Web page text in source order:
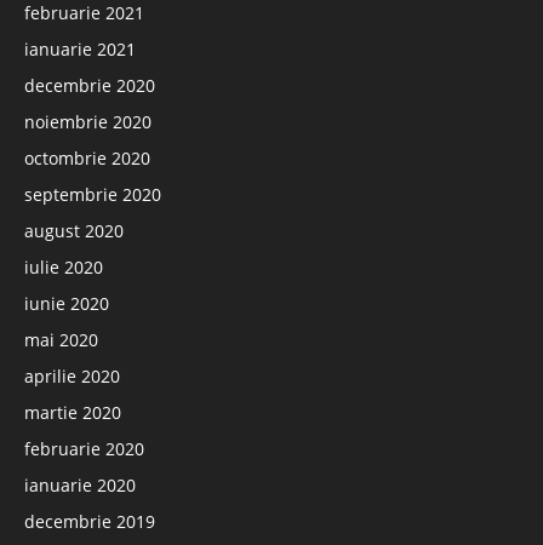
februarie 2021
ianuarie 2021
decembrie 2020
noiembrie 2020
octombrie 2020
septembrie 2020
august 2020
iulie 2020
iunie 2020
mai 2020
aprilie 2020
martie 2020
februarie 2020
ianuarie 2020
decembrie 2019